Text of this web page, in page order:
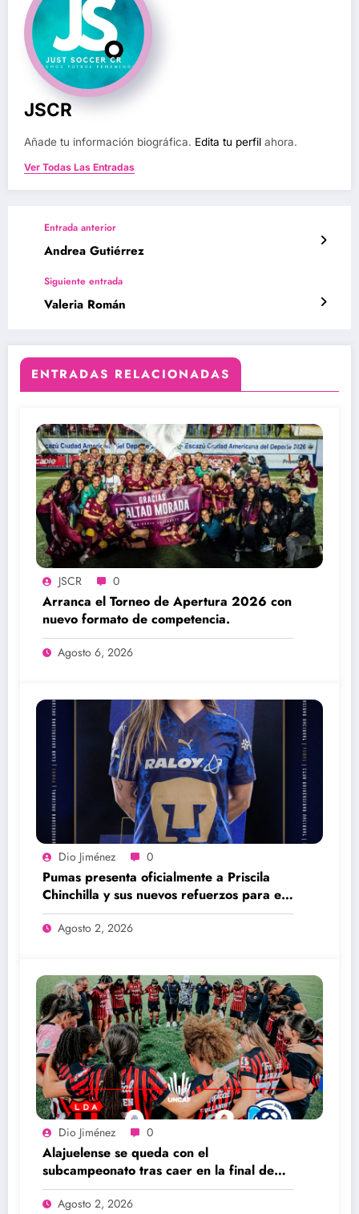
JSCR
Añade tu información biográfica. Edita tu perfil ahora.
Ver Todas Las Entradas
Entrada anterior
Andrea Gutiérrez
Siguiente entrada
Valeria Román
ENTRADAS RELACIONADAS
JSCR 0
Arranca el Torneo de Apertura 2026 con
nuevo formato de competencia.
Agosto 6, 2026
Dio Jiménez 0
Pumas presenta oficialmente a Priscila
Chinchilla y sus nuevos refuerzos para el
Apertura 2026
Agosto 2, 2026
Dio Jiménez 0
Alajuelense se queda con el
subcampeonato tras caer en la final de
UNCAF ante Unifut
Agosto 2, 2026